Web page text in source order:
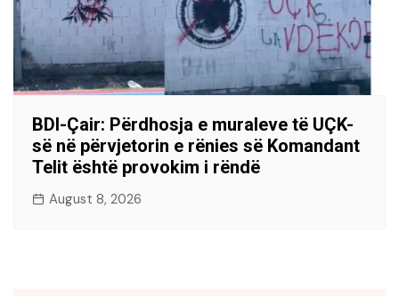
BDI-Çair: Përdhosja e muraleve të UÇK-
së në përvjetorin e rënies së Komandant
Telit është provokim i rëndë
August 8, 2026